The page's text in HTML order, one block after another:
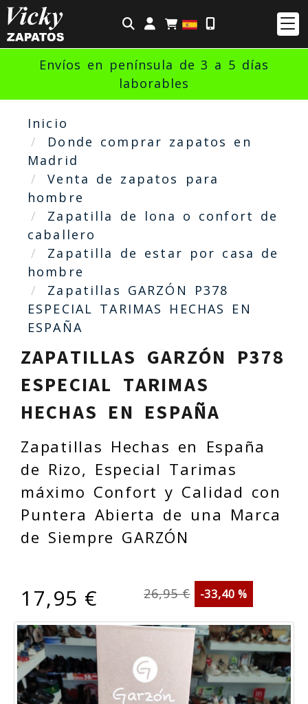
Identifícate
Envíos en península de 3 a 5 días
laborables
Inicio
Donde comprar zapatos en
Madrid
Venta de zapatos para
hombre
Zapatilla de lona o confort de
caballero
Zapatilla de estar por casa de
hombre
Zapatillas GARZÓN P378
ESPECIAL TARIMAS HECHAS EN
ESPAÑA
ZAPATILLAS GARZÓN P378
ESPECIAL TARIMAS
HECHAS EN ESPAÑA
Zapatillas Hechas en España
de Rizo, Especial Tarimas
máximo Confort y Calidad con
Puntera Abierta de una Marca
de Siempre GARZÓN
17,95 € 26,95 € -33,40 %